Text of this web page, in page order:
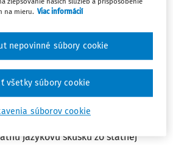
Juríková
- VŠ II. stupeň učiteľstvo
jazykovú skúšku zo štátnej
na mieru. Viac informácií
súborov cookie
nepovinné súbory cookie
všetky súbory cookie